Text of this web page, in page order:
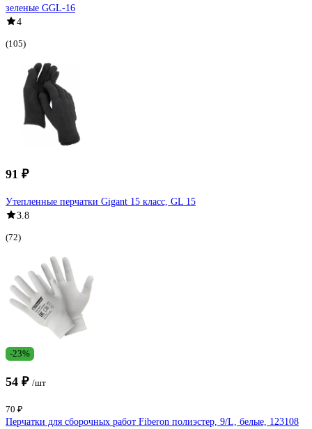
зеленые GGL-16
4
(105)
91 ₽
Утепленные перчатки Gigant 15 класс, GL 15
3.8
(72)
-23%
54 ₽ /шт
70 ₽
Перчатки для сборочных работ Fiberon полиэстер, 9/L, белые, 123108